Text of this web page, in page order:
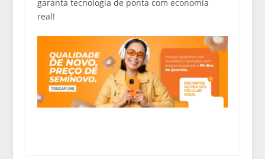
garanta tecnologia de ponta com economia
real!